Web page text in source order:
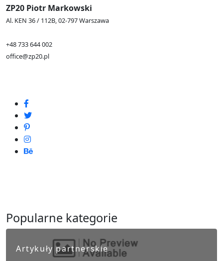
ZP20 Piotr Markowski
Al. KEN 36 / 112B, 02-797 Warszawa
+48 733 644 002
office@zp20.pl
Popularne kategorie
Artykuły partnerskie